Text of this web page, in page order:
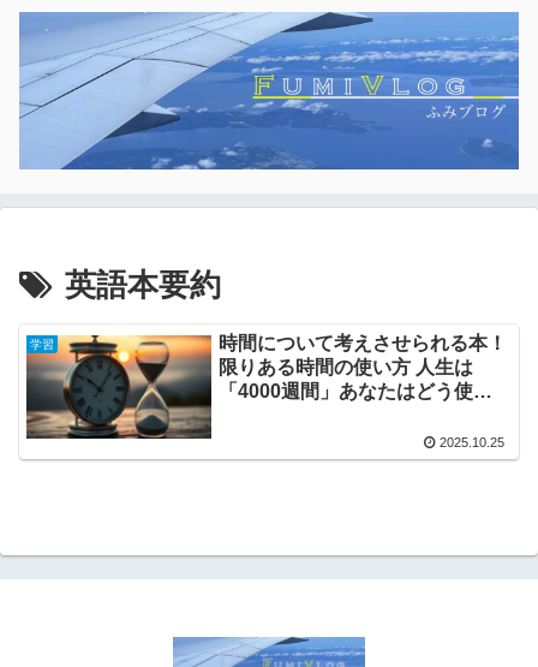
英語本要約
学習
時間について考えさせられる本！
限りある時間の使い方 人生は
「4000週間」あなたはどう使う
2025.10.25